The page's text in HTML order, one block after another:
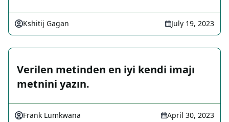
Kshitij Gagan July 19, 2023
Verilen metinden en iyi kendi imajı
metnini yazın.
Frank Lumkwana April 30, 2023